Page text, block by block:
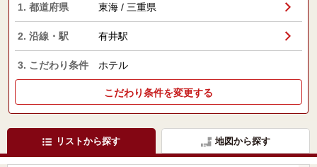
1. 都道府県 東海 / 三重県
2. 沿線・駅 有井駅
3. こだわり条件 ホテル
こだわり条件を変更する
リストから探す 地図から探す